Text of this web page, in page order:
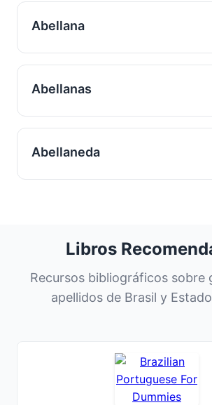
Abellana
Abellanas
Abellaneda
Libros
Recursos bibliográficos sobre
apellidos de Brasil y